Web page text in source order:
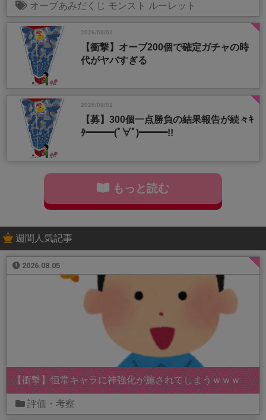
オーブあみだくじ モンスト ルーレット
2026/08/02
【衝撃】オーブ200個で確定ガチャの時
代がヤバすぎる
2026/08/01
【募】300個一点勝負の結果報告が続々ｷ
ﾀ━━━(ﾟ∀ﾟ)━━━!!
もっと読む
週間人気記事
2026.08.05
【衝撃】恒常キャラに神強化が施されてしまうｗｗｗ
評価・考察